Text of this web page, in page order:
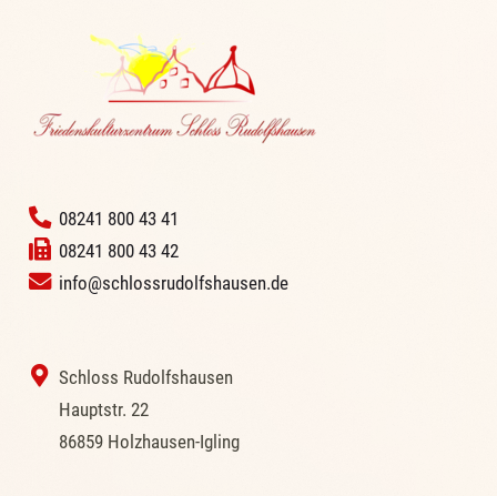
08241 800 43 41
08241 800 43 42
info@schlossrudolfshausen.de
‭ Schloss Rudolfshausen
‭Hauptstr. 22
‭86859 Holzhausen-Igling